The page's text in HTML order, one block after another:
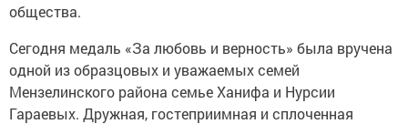
общества.
Сегодня медаль «За любовь и верность» была вручена
одной из образцовых и уважаемых семей
Мензелинского района семье Ханифа и Нурсии
Гараевых. Дружная, гостеприимная и сплоченная